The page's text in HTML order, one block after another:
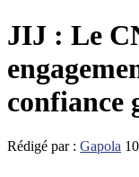
JIJ : Le
confiance
Rédigé par : Gapola